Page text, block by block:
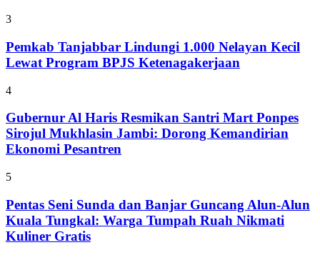
3
Pemkab Tanjabbar Lindungi 1.000 Nelayan Kecil
Lewat Program BPJS Ketenagakerjaan
4
Gubernur Al Haris Resmikan Santri Mart Ponpes
Sirojul Mukhlasin Jambi: Dorong Kemandirian
Ekonomi Pesantren
5
Pentas Seni Sunda dan Banjar Guncang Alun-Alun
Kuala Tungkal: Warga Tumpah Ruah Nikmati
Kuliner Gratis